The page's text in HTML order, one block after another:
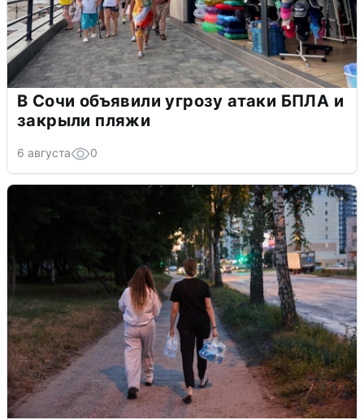
В Сочи объявили угрозу атаки БПЛА и
закрыли пляжи
6 августа 0